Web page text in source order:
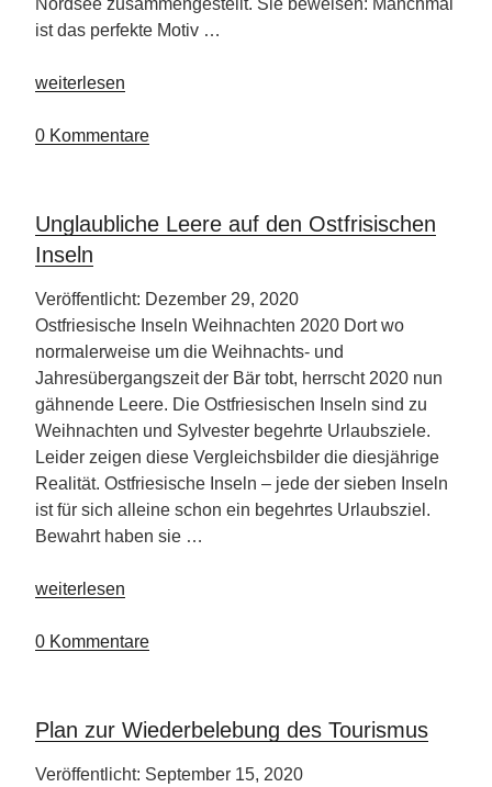
Nordsee zusammengestellt. Sie beweisen: Manchmal
ist das perfekte Motiv …
„Perfekte
auf
Inseln“
weiterlesen
0 Kommentare
Unglaubliche Leere auf den Ostfrisischen
Inseln
Veröffentlicht: Dezember 29, 2020
Ostfriesische Inseln Weihnachten 2020 Dort wo
normalerweise um die Weihnachts- und
Jahresübergangszeit der Bär tobt, herrscht 2020 nun
gähnende Leere. Die Ostfriesischen Inseln sind zu
Weihnachten und Sylvester begehrte Urlaubsziele.
Leider zeigen diese Vergleichsbilder die diesjährige
Realität. Ostfriesische Inseln – jede der sieben Inseln
ist für sich alleine schon ein begehrtes Urlaubsziel.
Bewahrt haben sie …
„Unglaubliche
auf
Inseln“
weiterlesen
0 Kommentare
Plan zur Wiederbelebung des Tourismus
Veröffentlicht: September 15, 2020